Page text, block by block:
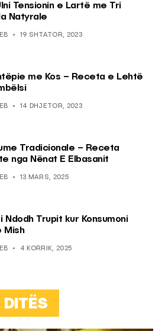
Tensionin e Lartë me Tri
Natyrale
19 SHTATOR, 2023
me Kos – Receta e Lehtë
14 DHJETOR, 2023
Tradicionale – Receta
nga Nënat E Elbasanit
13 MARS, 2025
Ndodh Trupit kur Konsumoni
Mish
4 KORRIK, 2025
DITËS